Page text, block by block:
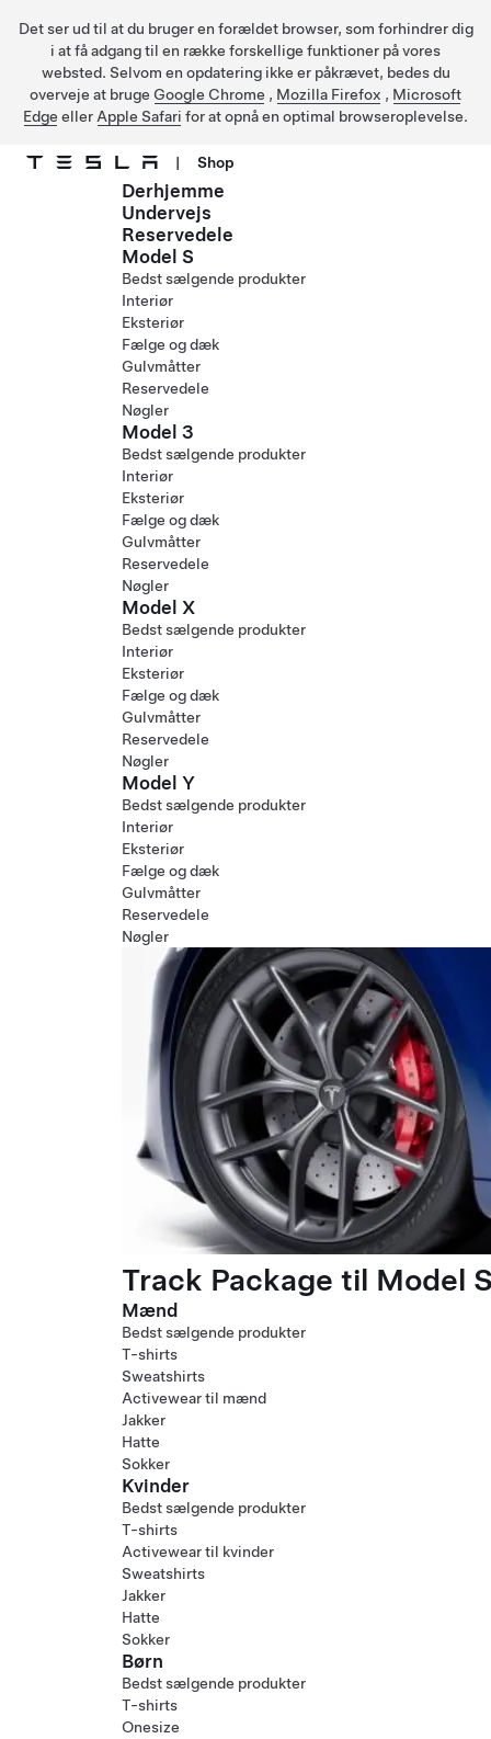
Det ser ud til at du bruger en forældet browser, som forhindrer dig
i at få adgang til en række forskellige funktioner på vores
websted. Selvom en opdatering ikke er påkrævet, bedes du
overveje at bruge Google Chrome , Mozilla Firefox , Microsoft
Edge eller Apple Safari for at opnå en optimal browseroplevelse.
Gå til hovedindhold
| Shop
Derhjemme
Undervejs
Reservedele
Model S
Bedst sælgende produkter
Interiør
Eksteriør
Fælge og dæk
Gulvmåtter
Reservedele
Nøgler
Model 3
Bedst sælgende produkter
Interiør
Eksteriør
Fælge og dæk
Gulvmåtter
Reservedele
Nøgler
Model X
Bedst sælgende produkter
Interiør
Eksteriør
Fælge og dæk
Gulvmåtter
Reservedele
Nøgler
Model Y
Bedst sælgende produkter
Interiør
Eksteriør
Fælge og dæk
Gulvmåtter
Reservedele
Nøgler
Track Package til Model
Mænd
Bedst sælgende produkter
T-shirts
Sweatshirts
Activewear til mænd
Jakker
Hatte
Sokker
Kvinder
Bedst sælgende produkter
T-shirts
Activewear til kvinder
Sweatshirts
Jakker
Hatte
Sokker
Børn
Bedst sælgende produkter
T-shirts
Onesize